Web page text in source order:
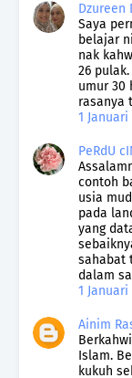
Dzureen
Saya
belajar
nak
26
umur 30
rasanya
1 Januari
PeRdU
contoh
usia
pada
yang
sahabat
dalam
1 Januari
Ainim
Islam.
kukuh